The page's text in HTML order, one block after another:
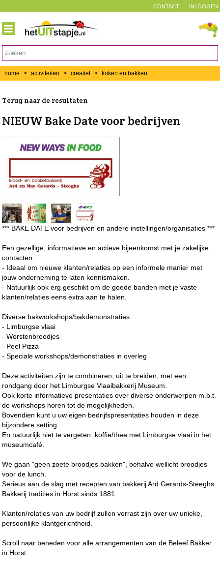
INLOGGEN
CONTACT
home > activiteiten > creatief > koken en bakken
Terug naar de resultaten
NIEUW Bake Date voor bedrijven
*** BAKE DATE voor bedrijven en andere instellingen/organisaties ***
Een gezellige, informatieve en actieve bijeenkomst met je zakelijke
contacten:
- Ideaal om nieuwe klanten/relaties op een informele manier met
jouw onderneming te laten kennismaken.
- Natuurlijk ook erg geschikt om de goede banden met je vaste
klanten/relaties eens extra aan te halen.
Diverse bakworkshops/bakdemonstraties:
- Limburgse vlaai
- Worstenbroodjes
- Peel Pizza
- Speciale workshops/demonstraties in overleg
Deze activiteiten zijn te combineren, uit te breiden, met een
rondgang door het Limburgse Vlaaibakkerij Museum.
Ook korte informatieve presentaties over diverse onderwerpen m.b.t.
de workshops horen tot de mogelijkheden.
Bovendien kunt u uw eigen bedrijfspresentaties houden in deze
bijzondere setting.
En natuurlijk niet te vergeten: koffie/thee met Limburgse vlaai in het
museumcafé.
We gaan "geen zoete broodjes bakken", behalve wellicht broodjes
voor de lunch.
Serieus aan de slag met recepten van bakkerij Ard Gerards-Steeghs.
Bakkerij tradities in Horst sinds 1881.
Klanten/relaties van uw bedrijf zullen verrast zijn over uw unieke,
persoonlijke klantgerichtheid.
Scroll naar beneden voor alle arrangementen van de Beleef Bakker
in Horst.